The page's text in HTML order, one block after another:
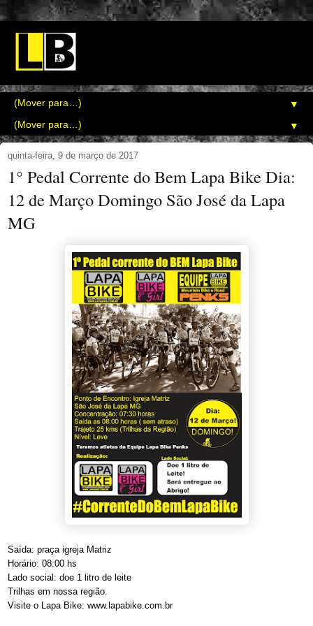
▼
▼
quinta-feira, 9 de março de 2017
1° Pedal Corrente do Bem Lapa Bike Dia:
12 de Março Domingo São José da Lapa
MG
Saída: praça igreja Matriz
Horário: 08:00 hs
Lado social: doe 1 litro de leite
Trilhas em nossa região.
Visite o Lapa Bike: www.lapabike.com.br